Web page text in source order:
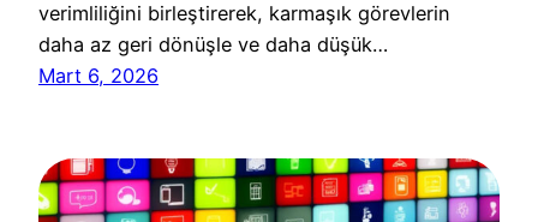
verimliliğini birleştirerek, karmaşık görevlerin
daha az geri dönüşle ve daha düşük…
Mart 6, 2026